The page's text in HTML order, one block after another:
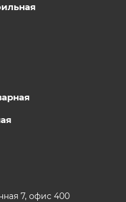
7, офис 400